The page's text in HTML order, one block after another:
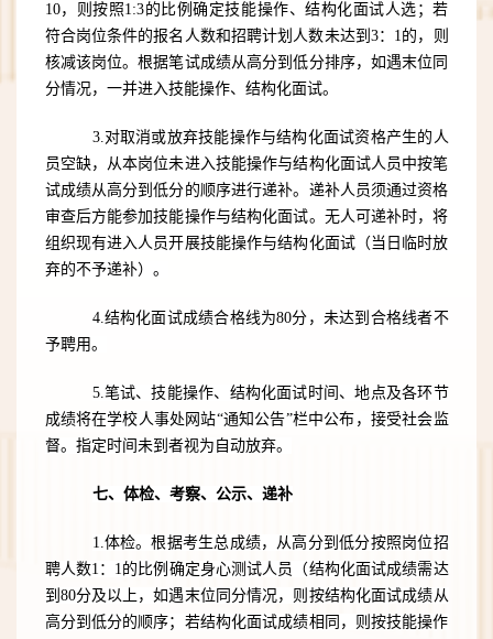
10，则按照1:3的比例确定技能操作、结构化面试人选；若
符合岗位条件的报名人数和招聘计划人数未达到3：1的，则
核减该岗位。根据笔试成绩从高分到低分排序，如遇末位同
分情况，一并进入技能操作、结构化面试。
3.对取消或放弃技能操作与结构化面试资格产生的人
员空缺，从本岗位未进入技能操作与结构化面试人员中按笔
试成绩从高分到低分的顺序进行递补。递补人员须通过资格
审查后方能参加技能操作与结构化面试。无人可递补时，将
组织现有进入人员开展技能操作与结构化面试（当日临时放
弃的不予递补）。
4.结构化面试成绩合格线为80分，未达到合格线者不
予聘用。
5.笔试、技能操作、结构化面试时间、地点及各环节
成绩将在学校人事处网站“通知公告”栏中公布，接受社会监
督。指定时间未到者视为自动放弃。
七、体检、 考察、公示、递补
1.体检。根据考生总成绩，从高分到低分按照岗位招
聘人数1：1的比例确定身心测试人员（结构化面试成绩需达
到 80分及以上，如遇末位同分情况，则按结构化面试成绩从
高分到低分的顺序；若结构化面试成绩相同，则按技能操作